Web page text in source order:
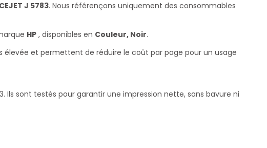
J 5783. Nous référençons uniquement des consommables
HP , disponibles en Couleur, Noir.
élevée et permettent de réduire le coût par page pour un usage
Ils sont testés pour garantir une impression nette, sans bavure ni